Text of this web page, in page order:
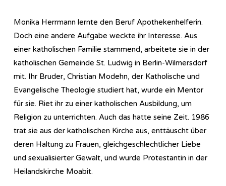
Monika Herrmann lernte den Beruf Apothekenhelferin.
Doch eine andere Aufgabe weckte ihr Interesse. Aus
einer katholischen Familie stammend, arbeitete sie in der
katholischen Gemeinde St. Ludwig in Berlin-Wilmersdorf
mit. Ihr Bruder, Christian Modehn, der Katholische und
Evangelische Theologie studiert hat, wurde ein Mentor
für sie. Riet ihr zu einer ­katholischen Ausbildung, um
Religion zu unterrichten. Auch das hatte seine Zeit. 1986
trat sie aus der katholischen Kirche aus, enttäuscht über
deren Haltung zu Frauen, gleichgeschlechtlicher Liebe
und sexualisierter Gewalt, und wurde Protestantin in der
Heilandskirche Moabit.